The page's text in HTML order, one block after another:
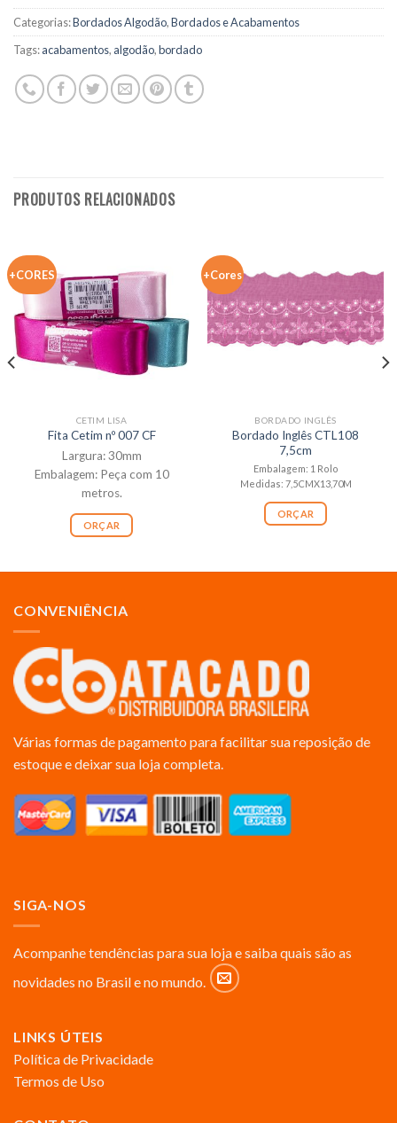
Categorias:Bordados Algodão,Bordados e Acabamentos
Tags:acabamentos, algodão,bordado
PRODUTOS RELACIONADOS
+CORES
CETIM LISA
Fita Cetim nº 007 CF
Largura: 30mm
Embalagem: Peça com 10
metros.
ORÇAR
+Cores
BORDADO INGLÊS
Bordado Inglês CTL108
7,5cm
Embalagem: 1 Rolo
Medidas: 7,5CMX13,70M
ORÇAR
CONVENIÊNCIA
Várias formas de pagamento para facilitar sua reposição de
estoque e deixar sua loja completa.
SIGA-NOS
Acompanhe tendências para sua loja e saiba quais são as
novidades no Brasil e no mundo.
LINKS ÚTEIS
Política de Privacidade
Termos de Uso